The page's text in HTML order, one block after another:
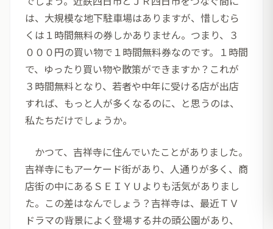
は、大規模な地下駐車場はありますが、惜しむら
くは１時間無料の券しかありません。つまり、３
０００円の買い物で１時間無料券なのです。１時間
で、ゆったり買い物や散策ができますか？これが
３時間無料となり、若者や中年に受ける店が出店
すれば、もっと人が多くなるのに、と思うのは、
私たちだけでしょうか。
かつて、吉祥寺に住んでいたことがありました。
吉祥寺にもアーケード街があり、人通りが多く、商
店街の中にあるＳＥＩＹＵよりも活気がありまし
た。この差はなんでしょう？吉祥寺は、最近ＴＶ
ドラマの背景によく登場する井の頭公園があり、